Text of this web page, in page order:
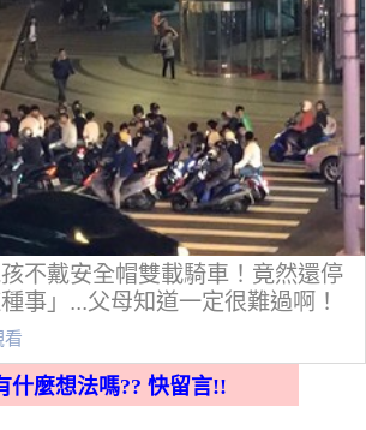
不戴安全帽雙載騎車！竟然還停
事」...父母知道一定很難過啊！
看
什麼想法嗎?? 快留言!!